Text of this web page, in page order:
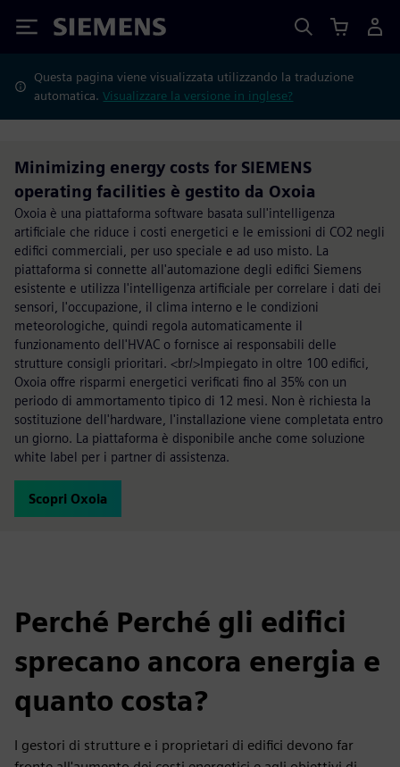
Siemens
Questa pagina viene visualizzata utilizzando la traduzione
automatica.Visualizzare la versione in inglese?
Minimizing energy costs for SIEMENS
operating facilities è gestito da Oxoia
Oxoia è una piattaforma software basata sull'intelligenza
artificiale che riduce i costi energetici e le emissioni di CO2 negli
edifici commerciali, per uso speciale e ad uso misto. La
piattaforma si connette all'automazione degli edifici Siemens
esistente e utilizza l'intelligenza artificiale per correlare i dati dei
sensori, l'occupazione, il clima interno e le condizioni
meteorologiche, quindi regola automaticamente il
funzionamento dell'HVAC o fornisce ai responsabili delle
strutture consigli prioritari. <br/>Impiegato in oltre 100 edifici,
Oxoia offre risparmi energetici verificati fino al 35% con un
periodo di ammortamento tipico di 12 mesi. Non è richiesta la
sostituzione dell'hardware, l'installazione viene completata entro
un giorno. La piattaforma è disponibile anche come soluzione
white label per i partner di assistenza.
Scopri Oxoia
Perché Perché gli edifici
sprecano ancora energia e
quanto costa?
I gestori di strutture e i proprietari di edifici devono far